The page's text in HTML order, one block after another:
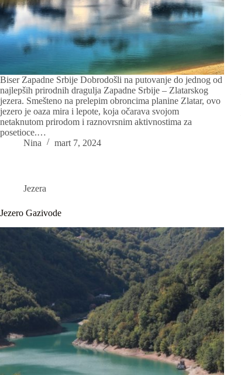
Biser Zapadne Srbije Dobrodošli na putovanje do jednog od
najlepših prirodnih dragulja Zapadne Srbije – Zlatarskog
jezera. Smešteno na prelepim obroncima planine Zlatar, ovo
jezero je oaza mira i lepote, koja očarava svojom
netaknutom prirodom i raznovrsnim aktivnostima za
posetioce.…
Nina
mart 7, 2024
Jezera
Jezero Gazivode